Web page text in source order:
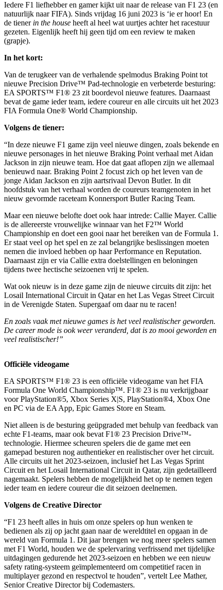
Iedere F1 liefhebber en gamer kijkt uit naar de release van F1 23 (en
natuurlijk naar FIFA). Sinds vrijdag 16 juni 2023 is ‘ie er hoor! En
de tiener in the house heeft al heel wat uurtjes achter het racestuur
gezeten. Eigenlijk heeft hij geen tijd om een review te maken
(grapje).
In het kort:
Van de terugkeer van de verhalende spelmodus Braking Point tot
nieuwe Precision Drive™ Pad-technologie en verbeterde besturing:
EA SPORTS™ F1® 23 zit boordevol nieuwe features. Daarnaast
bevat de game ieder team, iedere coureur en alle circuits uit het 2023
FIA Formula One® World Championship.
Volgens de tiener:
“In deze nieuwe F1 game zijn veel nieuwe dingen, zoals bekende en
nieuwe personages in het nieuwe Braking Point verhaal met Aidan
Jackson in zijn nieuwe team. Hoe dat gaat aflopen zijn we allemaal
benieuwd naar. Braking Point 2 focust zich op het leven van de
jonge Aidan Jackson en zijn aartsrivaal Devon Butler. In dit
hoofdstuk van het verhaal worden de coureurs teamgenoten in het
nieuw gevormde raceteam Konnersport Butler Racing Team.
Maar een nieuwe belofte doet ook haar intrede: Callie Mayer. Callie
is de allereerste vrouwelijke winnaar van het F2™ World
Championship en doet een gooi naar het bereiken van de Formula 1.
Er staat veel op het spel en ze zal belangrijke beslissingen moeten
nemen die invloed hebben op haar Performance en Reputation.
Daarnaast zijn er via Callie extra doelstellingen en beloningen
tijdens twee hectische seizoenen vrij te spelen.
Wat ook nieuw is in deze game zijn de nieuwe circuits dit zijn: het
Losail International Circuit in Qatar en het Las Vegas Street Circuit
in de Verenigde Staten. Supergaaf om daar nu te racen!
En zoals vaak met nieuwe games is het veel realistischer geworden.
De career mode is ook weer veranderd, dat is zo mooi geworden en
veel realistischer!”
Officiële videogame
EA SPORTS™ F1® 23 is een officiële videogame van het FIA
Formula One World Championship™. F1® 23 is nu verkrijgbaar
voor PlayStation®5, Xbox Series X|S, PlayStation®4, Xbox One
en PC via de EA App, Epic Games Store en Steam.
Niet alleen is de besturing geüpgraded met behulp van feedback van
echte F1-teams, maar ook bevat F1® 23 Precision Drive™-
technologie. Hiermee scheuren spelers die de game met een
gamepad besturen nog authentieker en realistischer over het circuit.
Alle circuits uit het 2023-seizoen, inclusief het Las Vegas Sprint
Circuit en het Losail International Circuit in Qatar, zijn gedetailleerd
nagemaakt. Spelers hebben de mogelijkheid het op te nemen tegen
ieder team en iedere coureur die dit seizoen deelnemen.
Volgens de Creative Director
“F1 23 heeft alles in huis om onze spelers op hun wenken te
bedienen als zij op jacht gaan naar de wereldtitel en opgaan in de
wereld van Formula 1. Dit jaar brengen we nog meer spelers samen
met F1 World, houden we de spelervaring verfrissend met tijdelijke
uitdagingen gedurende het 2023-seizoen en hebben we een nieuw
safety rating-systeem geïmplementeerd om competitief racen in
multiplayer gezond en respectvol te houden”, vertelt Lee Mather,
Senior Creative Director bij Codemasters.